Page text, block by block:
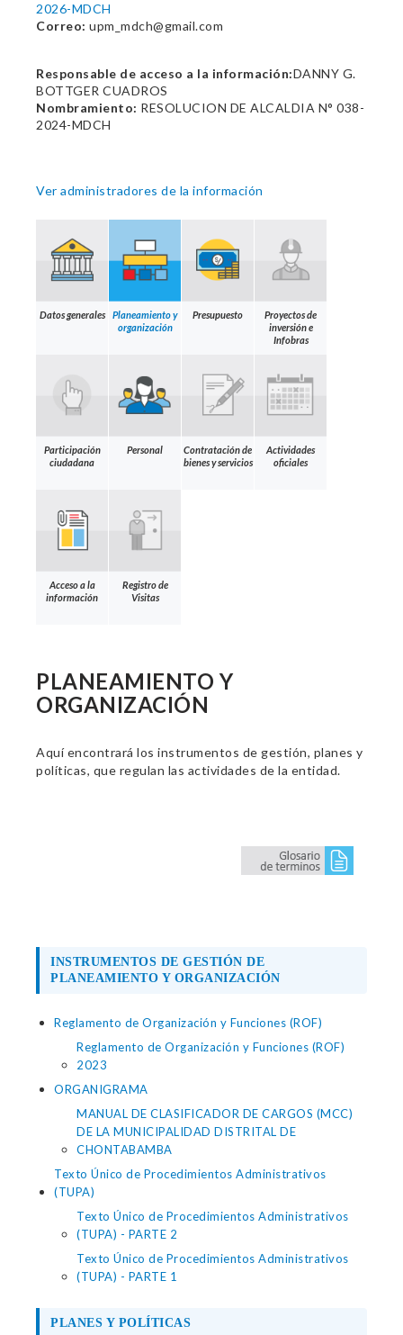
2026-MDCH
Correo: upm_mdch@gmail.com
Responsable de acceso a la información:DANNY G.
BOTTGER CUADROS
Nombramiento: RESOLUCION DE ALCALDIA N° 038-
2024-MDCH
Ver administradores de la información
Datos generales
Planeamiento y
organización
Presupuesto
Proyectos de
inversión e
Infobras
Participación
ciudadana
Personal
Contratación de
bienes y servicios
Actividades
oficiales
Acceso a la
información
Registro de
Visitas
PLANEAMIENTO Y
ORGANIZACIÓN
Aquí encontrará los instrumentos de gestión, planes y
políticas, que regulan las actividades de la entidad.
INSTRUMENTOS DE GESTIÓN DE
PLANEAMIENTO Y ORGANIZACIÓN
Reglamento de Organización y Funciones (ROF)
Reglamento de Organización y Funciones (ROF)
2023
ORGANIGRAMA
MANUAL DE CLASIFICADOR DE CARGOS (MCC)
DE LA MUNICIPALIDAD DISTRITAL DE
CHONTABAMBA
Texto Único de Procedimientos Administrativos
(TUPA)
Texto Único de Procedimientos Administrativos
(TUPA) - PARTE 2
Texto Único de Procedimientos Administrativos
(TUPA) - PARTE 1
PLANES Y POLÍTICAS